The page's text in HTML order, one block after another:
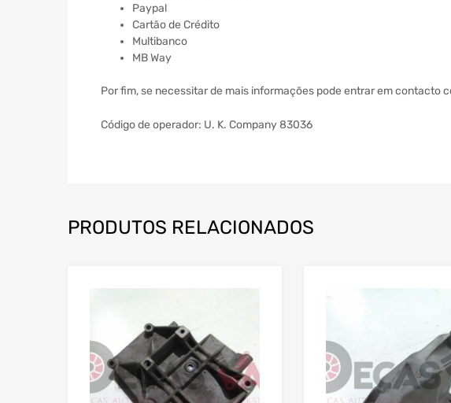
Paypal
Cartão de Crédito
Multibanco
MB Way
Por fim, se necessitar de mais informações pode entrar em contacto
Código de operador: U. K. Company 83036
PRODUTOS RELACIONADOS